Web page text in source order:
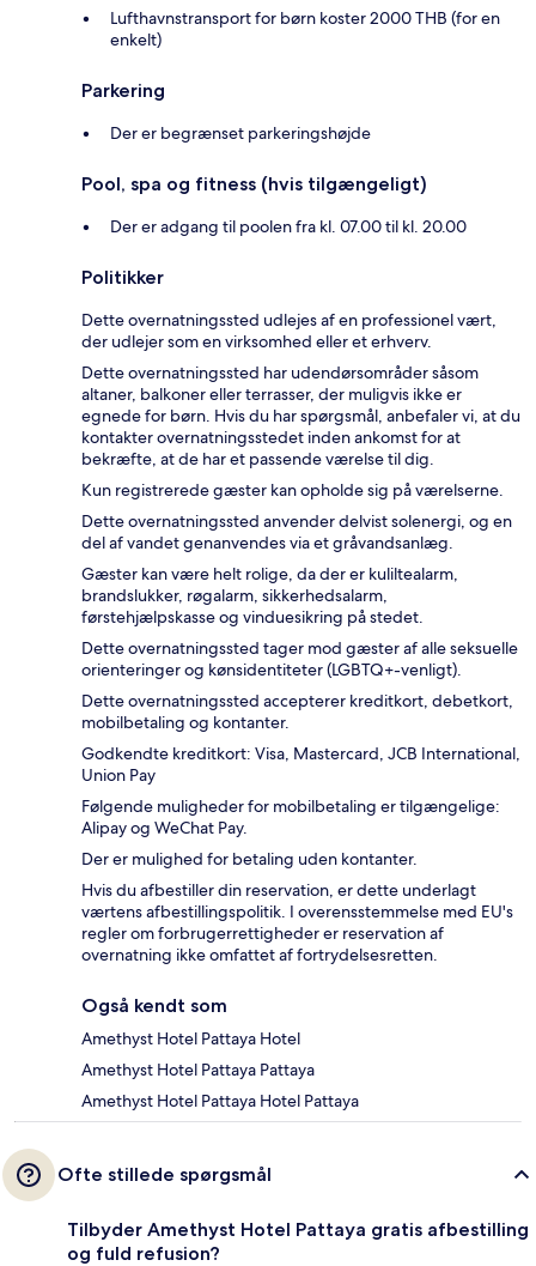
Lufthavnstransport for børn koster 2000 THB (for en
enkelt)
Parkering
Der er begrænset parkeringshøjde
Pool, spa og fitness (hvis tilgængeligt)
Der er adgang til poolen fra kl. 07.00 til kl. 20.00
Politikker
Dette overnatningssted udlejes af en professionel vært,
der udlejer som en virksomhed eller et erhverv.
Dette overnatningssted har udendørsområder såsom
altaner, balkoner eller terrasser, der muligvis ikke er
egnede for børn. Hvis du har spørgsmål, anbefaler vi, at du
kontakter overnatningsstedet inden ankomst for at
bekræfte, at de har et passende værelse til dig.
Kun registrerede gæster kan opholde sig på værelserne.
Dette overnatningssted anvender delvist solenergi, og en
del af vandet genanvendes via et gråvandsanlæg.
Gæster kan være helt rolige, da der er kuliltealarm,
brandslukker, røgalarm, sikkerhedsalarm,
førstehjælpskasse og vinduesikring på stedet.
Dette overnatningssted tager mod gæster af alle seksuelle
orienteringer og kønsidentiteter (LGBTQ+-venligt).
Dette overnatningssted accepterer kreditkort, debetkort,
mobilbetaling og kontanter.
Godkendte kreditkort: Visa, Mastercard, JCB International,
Union Pay
Følgende muligheder for mobilbetaling er tilgængelige:
Alipay og WeChat Pay.
Der er mulighed for betaling uden kontanter.
Hvis du afbestiller din reservation, er dette underlagt
værtens afbestillingspolitik. I overensstemmelse med EU's
regler om forbrugerrettigheder er reservation af
overnatning ikke omfattet af fortrydelsesretten.
Også kendt som
Amethyst Hotel Pattaya Hotel
Amethyst Hotel Pattaya Pattaya
Amethyst Hotel Pattaya Hotel Pattaya
Ofte stillede spørgsmål
Tilbyder Amethyst Hotel Pattaya gratis afbestilling
og fuld refusion?